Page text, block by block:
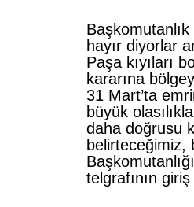
hayır diyorlar
Paşa kıyıları
kararına
31 Mart’ta
büyük
daha doğrusu
belirteceğimiz,
telgrafının